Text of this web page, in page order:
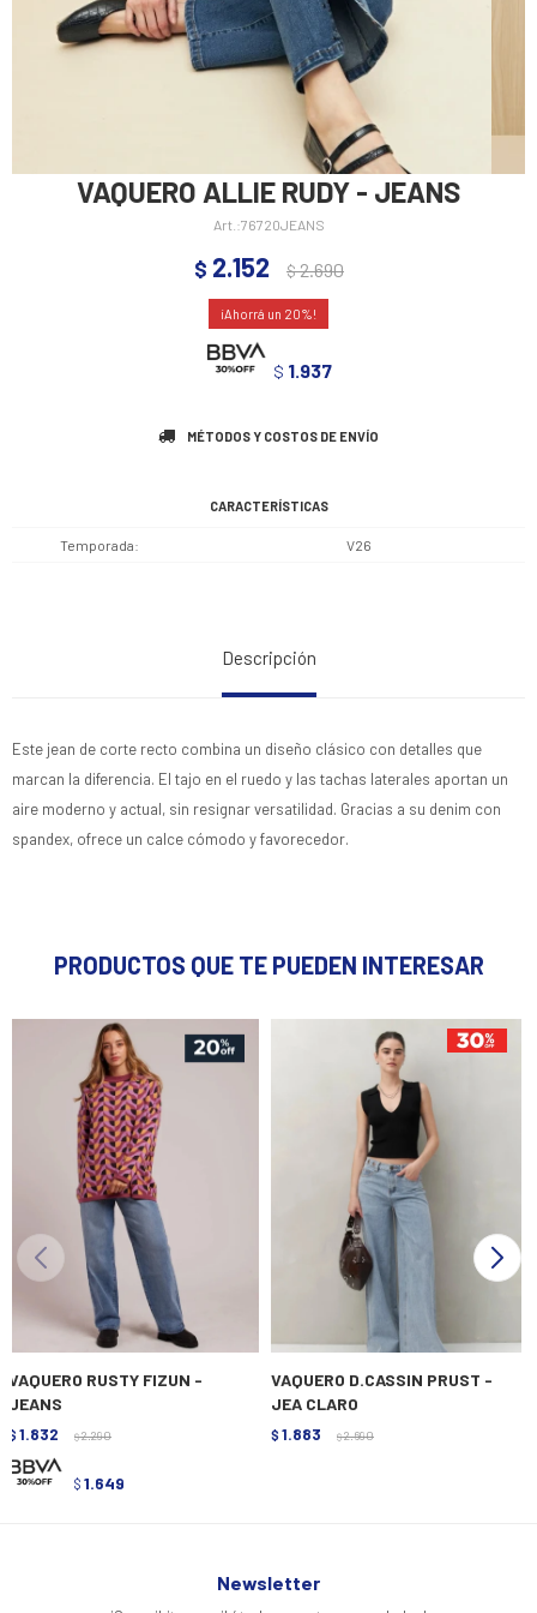
VAQUERO ALLIE RUDY - JEANS
76720JEANS
$ 2.152 $2.690
20
$ 1.937
MÉTODOS Y COSTOS DE ENVÍO
CARACTERÍSTICAS
Temporada V26
Descripción
Este jean de corte recto combina un diseño clásico con detalles que
marcan la diferencia. El tajo en el ruedo y las tachas laterales aportan un
aire moderno y actual, sin resignar versatilidad. Gracias a su denim con
spandex, ofrece un calce cómodo y favorecedor.
PRODUCTOS QUE TE PUEDEN INTERESAR
VAQUERO RUSTY FIZUN -
JEANS
$ 1.832 $ 2.290
$ 1.649
VAQUERO D.CASSIN PRUST -
JEA CLARO
$ 1.883 $ 2.690
Newsletter